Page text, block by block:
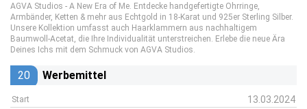
AGVA Studios - A New Era of Me. Entdecke handgefertigte Ohrringe,
Armbänder, Ketten & mehr aus Echtgold in 18-Karat und 925er Sterling Silber.
Unsere Kollektion umfasst auch Haarklammern aus nachhaltigem
Baumwoll-Acetat, die Ihre Individualität unterstreichen. Erlebe die neue Ära
Deines Ichs mit dem Schmuck von AGVA Studios.
20 Werbemittel
Start 13.03.2024